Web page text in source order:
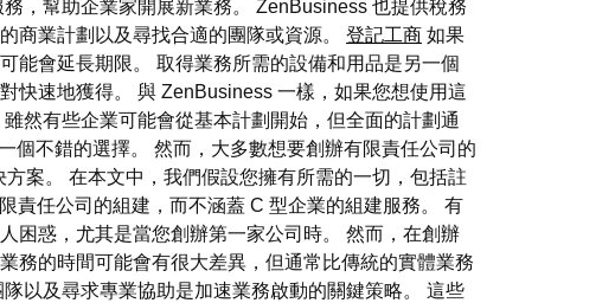
，幫助企業家開展新業務。 ZenBusiness 也提供稅務
商業計劃以及尋找合適的團隊或資源。 登記工商 如果
能會延長期限。 取得業務所需的設備和用品是另一個
快速地獲得。 與 ZenBusiness 一樣，如果您想使用這
然有些企業可能會從基本計劃開始，但全面的計劃通
個不錯的選擇。 然而，大多數想要創辦有限責任公司的
案。 在本文中，我們假設您擁有所需的一切，包括註
責任公司的組建，而不涵蓋 C 型企業的組建服務。 有
困惑，尤其是當您創辦第一家公司時。 然而，在創辦
務的時間可能會有很大差異，但通常比傳統的實體業務
以及尋求專業協助是加速業務啟動的關鍵策略。 這些